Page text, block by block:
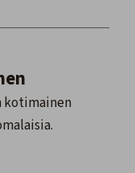
kotimainen